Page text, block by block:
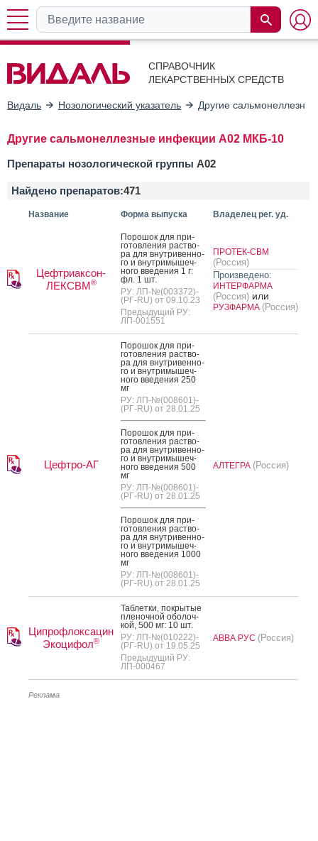
СПРАВОЧНИК
ЛЕКАРСТВЕННЫХ СРЕДСТВ
Видаль Нозологический указатель Другие
Другие сальмонеллезные инфекции A02 МКБ-10
Препараты нозологической группы A02
Найдено препаратов:471
Название Форма выпуска Владелец рег. уд.
Цефтриаксон-
ЛЕКСВМ®
По­рошок для при­
готов­ле­ния рас­тво­
ра для внут­ри­вен­но­
го и внут­ри­мышеч­
но­го вве­дения 1 г:
фл. 1 шт.
РУ: ЛП-№(003372)-
(РГ-RU) от 09.10.23
Предыдущий РУ:
ЛП-001551
ПРОТЕК-СВМ
(Россия)
Произведено:
ИНТЕРФАРМА
(Россия) или
РУЗФАРМА (Россия)
Цефтро-АГ
По­рошок для при­
готов­ле­ния рас­тво­
ра для внут­ри­вен­но­
го и внут­ри­мышеч­
но­го вве­дения 250
мг
РУ: ЛП-№(008601)-
(РГ-RU) от 28.01.25
По­рошок для при­
готов­ле­ния рас­тво­
ра для внут­ри­вен­но­
го и внут­ри­мышеч­
но­го вве­дения 500
мг
РУ: ЛП-№(008601)-
(РГ-RU) от 28.01.25
По­рошок для при­
готов­ле­ния рас­тво­
ра для внут­ри­вен­но­
го и внут­ри­мышеч­
но­го вве­дения 1000
мг
РУ: ЛП-№(008601)-
(РГ-RU) от 28.01.25
АЛТЕГРА (Россия)
Ципрофлоксацин
Экоцифол®
Таб­летки, пок­ры­тые
пле­ноч­ной обо­лоч­
кой, 500 мг: 10 шт.
РУ: ЛП-№(010222)-
(РГ-RU) от 19.05.25
Предыдущий РУ:
ЛП-000467
АВВА РУС (Россия)
Реклама